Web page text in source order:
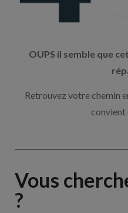
OUPS il semble que
Retrouvez votre chemin
convient
Vous
?